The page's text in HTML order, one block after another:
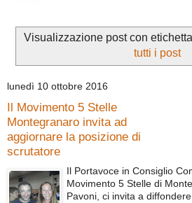
Visualizzazione post con etichetta
tutti i post
lunedì 10 ottobre 2016
Il Movimento 5 Stelle
Montegranaro invita ad
aggiornare la posizione di
scrutatore
Il Portavoce in Consiglio
Movimento 5 Stelle di
Pavoni, ci invita a